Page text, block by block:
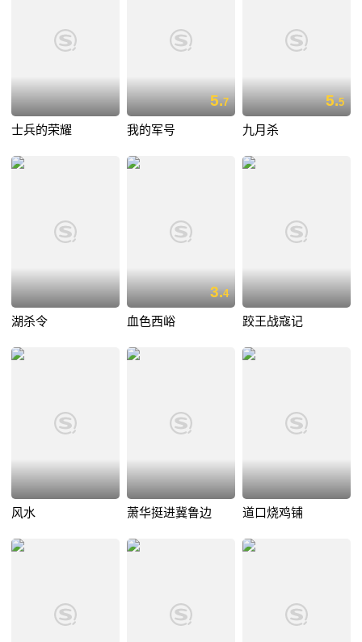
士兵的荣耀
5.7
我的军号
5.5
九月杀
湖杀令
3.4
血色西峪 跤王战寇记
风水 萧华挺进冀鲁边 道口烧鸡铺